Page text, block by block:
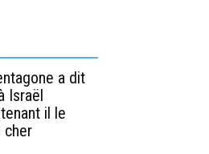
a dit
Israël
il le
cher